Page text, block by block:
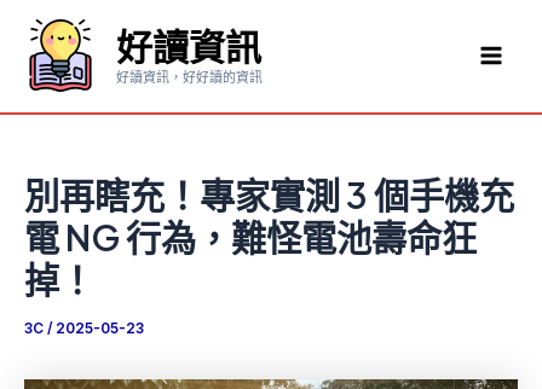
要
好讀資訊
好讀資訊，好好讀的資訊
別再瞎充！專家實測 3 個手機充
電 NG 行為，難怪電池壽命狂
掉！
3C / 2025-05-23